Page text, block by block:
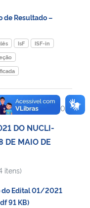
Resultado –
IsF
ISF-in
05/2021 08:00
DO NUCLI-
DE MAIO DE
itens)
Edital 01/2021
91 KB)